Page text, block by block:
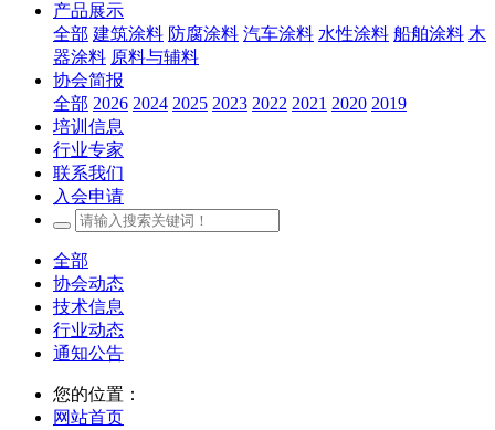
产品展示
全部 建筑涂料 防腐涂料 汽车涂料 水性涂料 船舶涂料 木
器涂料 原料与辅料
协会简报
全部 2026 2024 2025 2023 2022 2021 2020 2019
培训信息
行业专家
联系我们
入会申请
全部
协会动态
技术信息
行业动态
通知公告
您的位置：
网站首页